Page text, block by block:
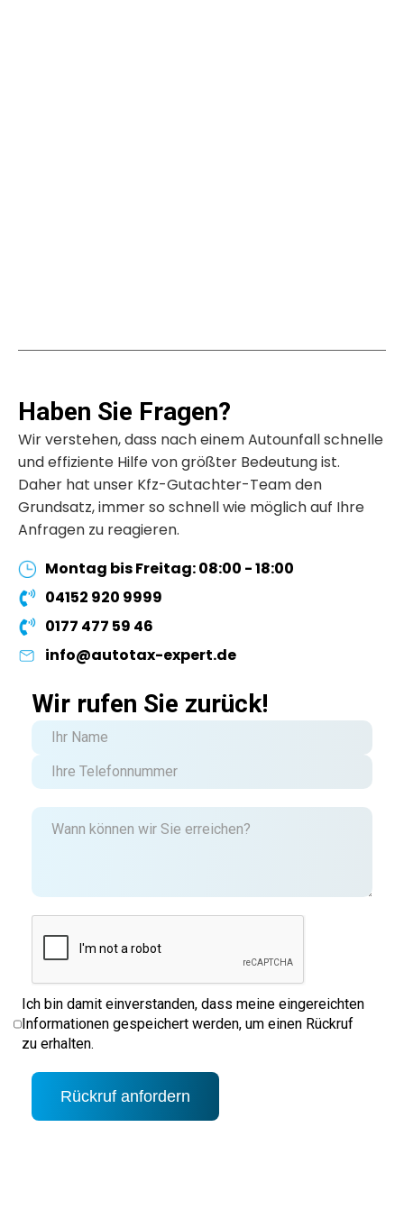
Haben Sie Fragen?
Wir verstehen, dass nach einem Autounfall schnelle
und effiziente Hilfe von größter Bedeutung ist.
Daher hat unser Kfz-Gutachter-Team den
Grundsatz, immer so schnell wie möglich auf Ihre
Anfragen zu reagieren.
Montag bis Freitag: 08:00 - 18:00
04152 920 9999
0177 477 59 46
info@autotax-expert.de
Wir rufen Sie zurück!
Ich bin damit einverstanden, dass meine eingereichten
Informationen gespeichert werden, um einen Rückruf
zu erhalten.